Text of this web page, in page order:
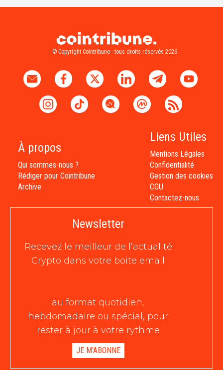
© Copyright Cointribune - tous droits réservés 2026
À propos
Qui sommes-nous ?
Rédiger pour Cointribune
Archive
Liens Utiles
Mentions Légales
Confidentialité
Gestion des cookies
CGU
Contactez-nous
Newsletter
Recevez le meilleur de l’actualité
Crypto dans votre boite email
au format quotidien,
hebdomadaire ou spécial, pour
rester à jour à votre rythme
JE M'ABONNE